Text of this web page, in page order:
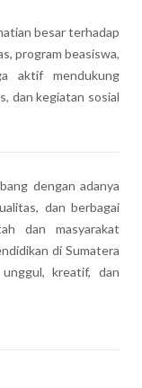
besar terhadap
program beasiswa,
aktif mendukung
dan kegiatan sosial
dengan adanya
dan berbagai
dan masyarakat
di Sumatera
kreatif, dan